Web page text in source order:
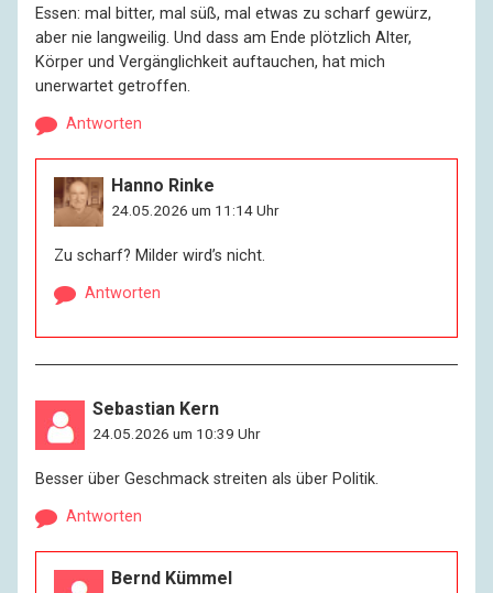
Essen: mal bitter, mal süß, mal etwas zu scharf gewürz,
aber nie langweilig. Und dass am Ende plötzlich Alter,
Körper und Vergänglichkeit auftauchen, hat mich
unerwartet getroffen.
Antworten
Hanno Rinke
24.05.2026 um 11:14 Uhr
Zu scharf? Milder wird’s nicht.
Antworten
Sebastian Kern
24.05.2026 um 10:39 Uhr
Besser über Geschmack streiten als über Politik.
Antworten
Bernd Kümmel